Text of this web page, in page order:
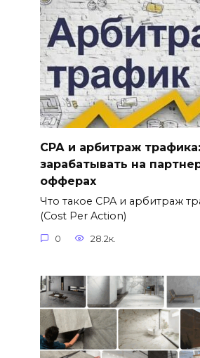
СРА и арбитраж
зарабатывать на
офферах
Что такое CPA и арбитраж
(Cost Per Action)
0 28.2к.